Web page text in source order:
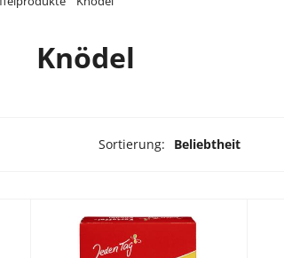
Knödel
Sortierung: Beliebtheit